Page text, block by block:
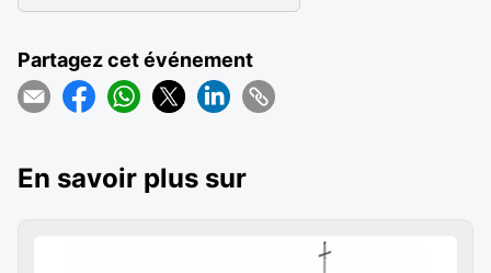
Partagez cet événement
En savoir plus sur